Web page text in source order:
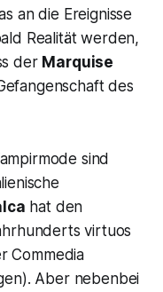
an die Ereignisse
Realität werden,
der Marquise
des
sind
hat den
virtuos
Commedia
Aber nebenbei